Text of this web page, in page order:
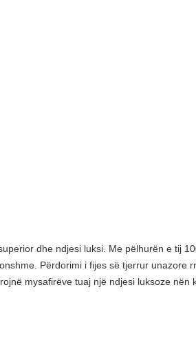
dhe ndjesi luksi. Me pëlhurën e tij
Përdorimi i fijes së tjerrur unazore
mysafirëve tuaj një ndjesi luksoze nën